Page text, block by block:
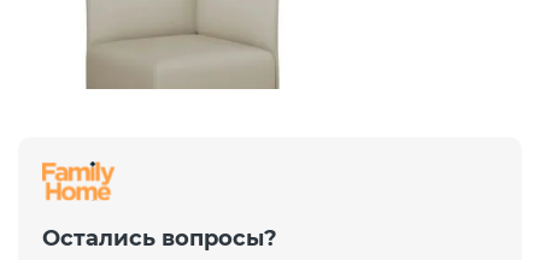
Угол Рикке R3 Camaro 03
Остались вопросы?